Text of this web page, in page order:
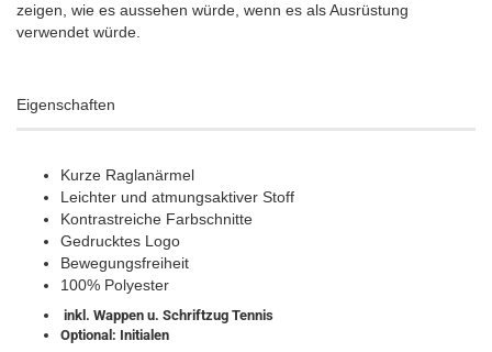
zeigen, wie es aussehen würde, wenn es als Ausrüstung
verwendet würde.
Eigenschaften
Kurze Raglanärmel
Leichter und atmungsaktiver Stoff
Kontrastreiche Farbschnitte
Gedrucktes Logo
Bewegungsfreiheit
100% Polyester
inkl. Wappen u. Schriftzug Tennis
Optional: Initialen